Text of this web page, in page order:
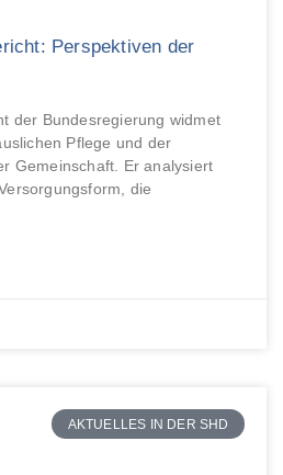
Perspektiven der
der Bundesregierung widmet
Pflege und der
Gemeinschaft. Er analysiert
die
AKTUELLES IN DER SHD